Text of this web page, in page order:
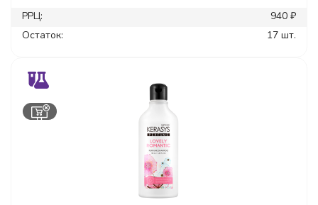
РРЦ:
940 ₽
Остаток:
17 шт.